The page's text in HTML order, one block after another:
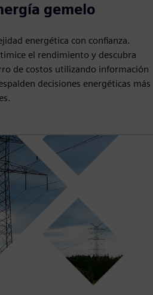
gemelo
energética con confianza.
el rendimiento y descubra
de costos utilizando información
decisiones energéticas más